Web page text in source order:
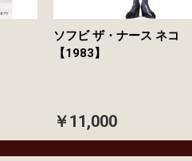
ソフビ ザ・ナース ネコ
【1983】
￥11,000